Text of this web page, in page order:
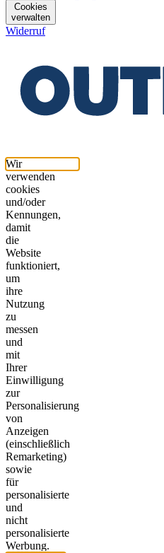
Cookies
verwalten
Widerruf
Wir
verwenden
cookies
und/oder
Kennungen,
damit
die
Website
funktioniert,
um
ihre
Nutzung
zu
messen
und
mit
Ihrer
Einwilligung
zur
Personalisierung
von
Anzeigen
(einschließlich
Remarketing)
sowie
für
personalisierte
und
nicht
personalisierte
Werbung.